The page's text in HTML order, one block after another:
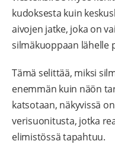
kudoksesta kuin
aivojen jatke, joka on
silmäkuoppaan lähelle
Tämä selittää, miksi
enemmän kuin näön
katsotaan, näkyvissä
verisuonitusta, jotka
elimistössä tapahtuu.